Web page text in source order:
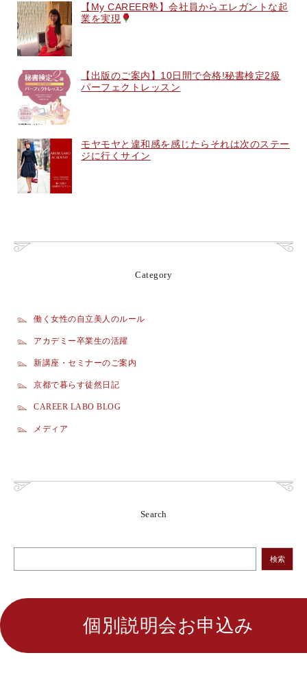
【My CAREER塾】会社員からエレガントな起
業を実現
【出版のご案内】10日間で合格!秘書検定2級
パーフェクトレッスン
モヤモヤと違和感を感じたらそれは次のステー
ジに行くサイン
Category
働く女性の自立美人のルール
アカデミー卒業生の活躍
新講座・セミナーのご案内
京都で暮らす徒然日記
CAREER LABO BLOG
メディア
Search
検索
個別説明会お申込み